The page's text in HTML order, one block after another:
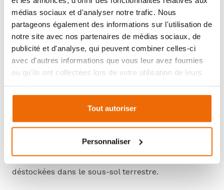
médias sociaux et d'analyser notre trafic. Nous
partageons également des informations sur l'utilisation de
notre site avec nos partenaires de médias sociaux, de
publicité et d'analyse, qui peuvent combiner celles-ci
avec d'autres informations que vous leur avez fournies
ou qu'ils ont collectées lors de votre utilisation de leurs
Tout autoriser
Personnaliser
d’énergie renouvelable pour fonctionner. Cette
source d’énergie, c’est le bois. Il existe de
nombreux labels et normes pour encadrer la
production de granulés et lui assurer notamment,
une fabrication issue de forêts gérées
durablement.
Et puis, les granulés sont exclusivement le résultat
de la transformation des sciures, copeaux et bois
valorisation des sous-produits de l’industrie du
bois, contrairement aux énergies fossiles qui sont
déstockées dans le sous-sol terrestre.